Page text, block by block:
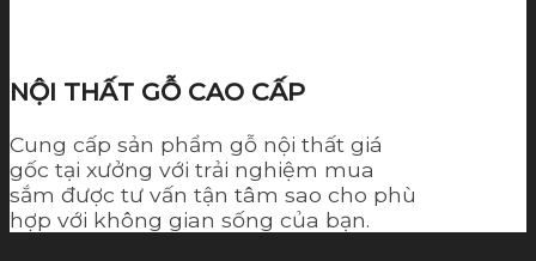
NỘI THẤT GỖ CAO CẤP
Cung cấp sản phẩm gỗ nội thất giá
gốc tại xưởng với trải nghiệm mua
sắm được tư vấn tận tâm sao cho phù
hợp với không gian sống của bạn.